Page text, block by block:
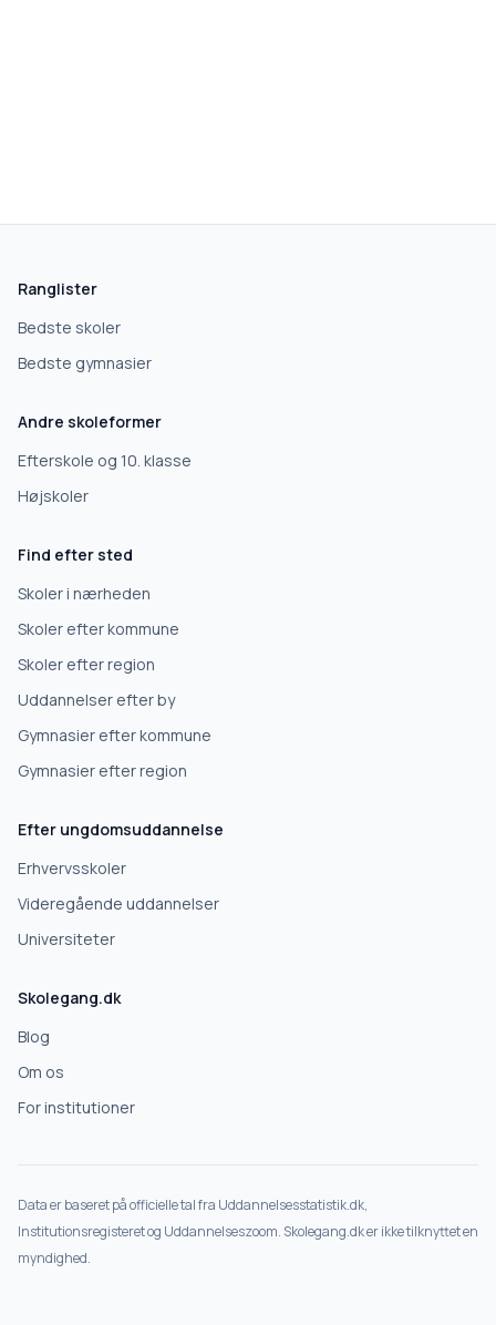
Ranglister
Bedste skoler
Bedste gymnasier
Andre skoleformer
Efterskole og 10. klasse
Højskoler
Find efter sted
Skoler i nærheden
Skoler efter kommune
Skoler efter region
Uddannelser efter by
Gymnasier efter kommune
Gymnasier efter region
Efter ungdomsuddannelse
Erhvervsskoler
Videregående uddannelser
Universiteter
Skolegang.dk
Blog
Om os
For institutioner
Data er baseret på officielle tal fra Uddannelsesstatistik.dk,
Institutionsregisteret og Uddannelseszoom. Skolegang.dk er ikke tilknyttet en
myndighed.